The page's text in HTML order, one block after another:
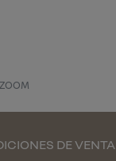
DE VENTA